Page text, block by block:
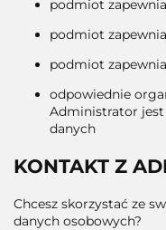
podmiot
podmiot
podmiot
odpowiednie
Administrator
danych
KONTAKT Z
Chcesz skorzystać ze
danych osobowych?